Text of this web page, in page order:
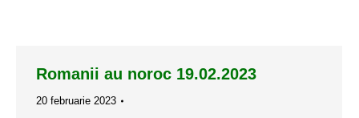
Romanii au noroc 19.02.2023
20 februarie 2023